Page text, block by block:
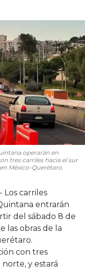
operarán en
tres carriles hacia el sur
México-Querétaro.
Los carriles
entrarán
del sábado 8 de
las obras de la
con tres
norte, y estará